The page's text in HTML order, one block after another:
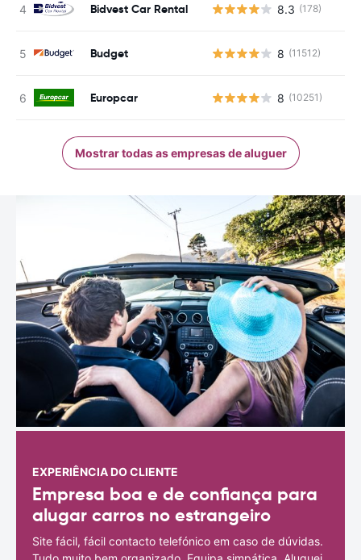
Bidvest Car Rental 8.3 (178)
Budget 8 (11512)
Europcar 8 (10251)
Mostrar todas as empresas de aluguer
EXPERIÊNCIA DO CLIENTE
Empresa boa e de confiança para
alugar carros no estrangeiro
Site fácil, fácil contacto telefónico em caso de dúvidas.